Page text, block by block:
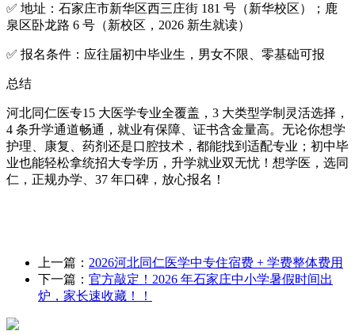
✅ 地址：石家庄市新华区西三庄街 181 号（新华校区）；鹿
泉区卧龙路 6 号（新校区，2026 新生就读）
✅ 报名条件：应往届初中毕业生，男女不限、零基础可报
总结
河北同仁医专15 大医学专业全覆盖，3 大类型学制灵活选择，
4 条升学通道畅通，就业有保障、证书含金量高。无论你想学
护理、康复、药剂还是口腔技术，都能找到适配专业；初中毕
业也能轻松拿统招大专学历，升学就业双无忧！想学医，选同
仁，正规办学、37 年口碑，放心报名！
上一篇： 2026河北同仁医学中专住宿费 + 学费整体费用
下一篇： 官方敲定！2026 年石家庄中小学暑假时间出
炉，家长速收藏！！